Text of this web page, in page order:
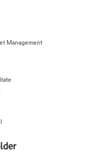
Management